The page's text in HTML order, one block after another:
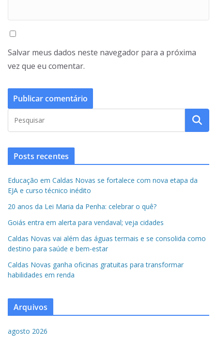
Salvar meus dados neste navegador para a próxima
vez que eu comentar.
Posts recentes
Educação em Caldas Novas se fortalece com nova etapa da
EJA e curso técnico inédito
20 anos da Lei Maria da Penha: celebrar o quê?
Goiás entra em alerta para vendaval; veja cidades
Caldas Novas vai além das águas termais e se consolida como
destino para saúde e bem-estar
Caldas Novas ganha oficinas gratuitas para transformar
habilidades em renda
Arquivos
agosto 2026